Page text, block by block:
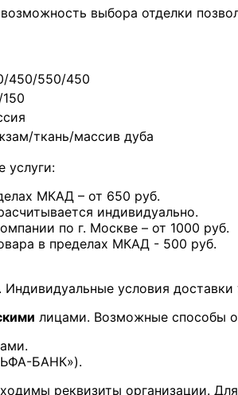
выбора отделки
450/550/450
ткань/массив дуба
услуги:
МКАД – от 650 руб.
индивидуально.
по г. Москве – от 1000 руб.
в пределах МКАД - 500 руб.
Индивидуальные условия
лицами. Возможные способы
БАНК»).
реквизиты организации.